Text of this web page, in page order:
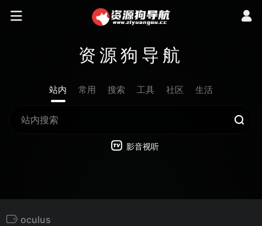
资源狗导航
站内 常用 搜索 工具 社区 生活
影音视听
oculus